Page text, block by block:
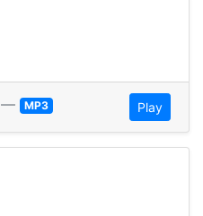
— MP3 Play